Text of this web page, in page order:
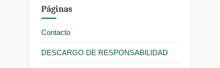
Páginas
Contacto
DESCARGO DE RESPONSABILIDAD